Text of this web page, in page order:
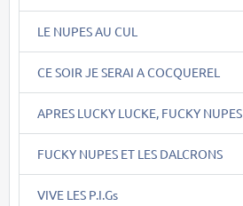
LE NUPES AU CUL
CE SOIR JE SERAI A COCQUEREL
APRES LUCKY LUCKE, FUCKY NUPES
FUCKY NUPES ET LES DALCRONS
VIVE LES P.I.Gs